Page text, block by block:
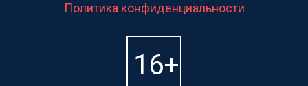
Политика конфиденциальности